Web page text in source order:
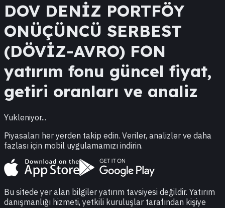
DOV DENİZ PORTFÖY
ONÜÇÜNCÜ SERBEST
(DÖVİZ-AVRO) FON
yatırım fonu güncel fiyat,
getiri oranları ve analiz
Yukleniyor...
Piyasaları her yerden takip edin. Veriler, analizler ve daha
fazlası için mobil uygulamamızı indirin.
Bu sitede yer alan bilgiler yatırım tavsiyesi değildir. Yatırım
danışmanlığı hizmeti, yetkili kuruluşlar tarafından kişiye